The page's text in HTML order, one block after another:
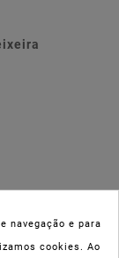
navegação e para
cookies. Ao